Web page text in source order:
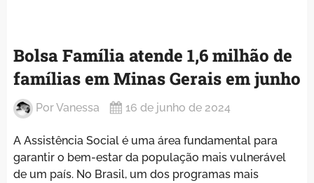
Bolsa Família atende 1,6 milhão de
famílias em Minas Gerais em junho
PorVanessa 16 de junho de 2024
A Assistência Social é uma área fundamental para
garantir o bem-estar da população mais vulnerável
de um país. No Brasil, um dos programas mais